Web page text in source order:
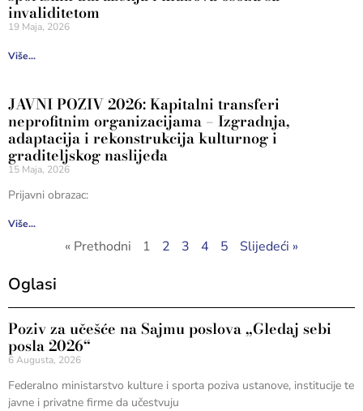
invaliditetom
19 Maja, 2026
Više...
JAVNI POZIV 2026: Kapitalni transferi
neprofitnim organizacijama – Izgradnja,
adaptacija i rekonstrukcija kulturnog i
graditeljskog naslijeđa
15 Maja, 2026
Prijavni obrazac:
Više...
« Prethodni 1 2 3 4 5 Slijedeći »
Oglasi
Poziv za učešće na Sajmu poslova „Gledaj sebi
posla 2026“
6 Augusta, 2026
Federalno ministarstvo kulture i sporta poziva ustanove, institucije te
javne i privatne firme da učestvuju